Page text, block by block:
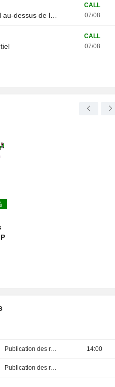
au-dessus de la résistance
CALL
07/08
CALL
07/08
Publication des résultats - Q2 2026 14:00
Publication des résultats - Q2 2026